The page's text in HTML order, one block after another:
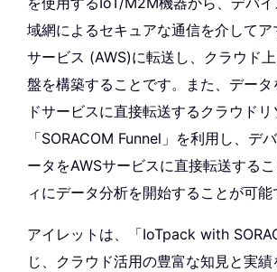
域網によるセキュアな通信を介して
サービス (AWS)に転送し、クラウド
盤を構築することです。また、データ
ドサービスに直接転送するクラウド
「SORACOM Funnel」を利用し、デ
ータをAWSサービスに直接転送する
ィにデータ分析を開始することが可能
アイレットは、「IoTpack with
じ、クラウド活用の豊富な知見と実